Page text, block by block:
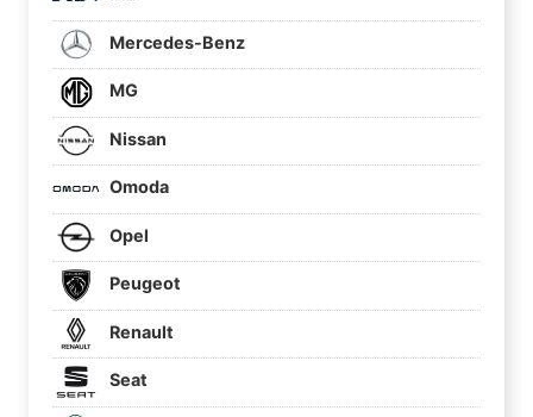
Mercedes-Benz
MG
Nissan
Omoda
Opel
Peugeot
Renault
Seat